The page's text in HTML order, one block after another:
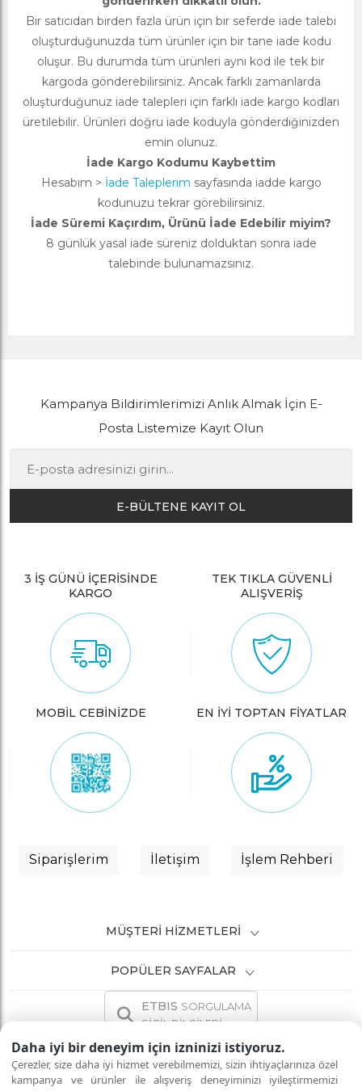
Daha iyi bir deneyim için izninizi istiyoruz.
Çerezler, size daha iyi hizmet verebilmemizi, sizin ihtiyaçlarınıza özel
kampanya ve ürünler ile alışveriş deneyiminizi iyileştirmemizi
Bir satıcıdan birden fazla ürün için bir seferde iade talebi
oluşturduğunuzda tüm ürünler için bir tane iade kodu
oluşur. Bu durumda tüm ürünleri aynı kod ile tek bir
kargoda gönderebilirsiniz. Ancak farklı zamanlarda
oluşturduğunuz iade talepleri için farklı iade kargo kodları
üretilebilir. Ürünleri doğru iade koduyla gönderdiğinizden
emin olunuz.
İade Kargo Kodumu Kaybettim
Hesabım > İade Taleplerim sayfasında iadde kargo
kodunuzu tekrar görebilirsiniz.
İade Süremi Kaçırdım, Ürünü İade Edebilir miyim?
8 günlük yasal iade süreniz dolduktan sonra iade
talebinde bulunamazsınız.
Kampanya Bildirimlerimizi Anlık Almak İçin E-
Posta Listemize Kayıt Olun
E-BÜLTENE KAYIT OL
3 İŞ GÜNÜ İÇERİSİNDE
KARGO
TEK TIKLA GÜVENLİ
ALIŞVERİŞ
MOBİL CEBİNİZDE EN İYİ TOPTAN FİYATLAR
Siparişlerim İletişim İşlem Rehberi
MÜŞTERI HIZMETLERI
POPÜLER SAYFALAR
ETBIS SORGULAMA
SİCİL BİLGİLERİ